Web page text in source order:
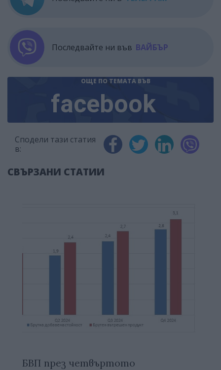
Последвайте ни във ВАЙБЪР
ОЩЕ ПО ТЕМАТА ВЪВ
facebook
Сподели тази статия
в:
СВЪРЗАНИ СТАТИИ
БВП през четвъртото